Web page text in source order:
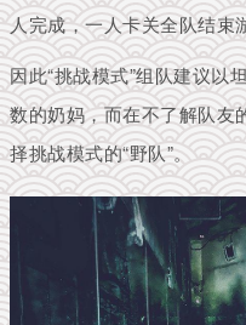
人完成，一人卡关全队结束
因此“挑战模式”组队建议以
数的奶妈，而在不了解队友
择挑战模式的“野队”。